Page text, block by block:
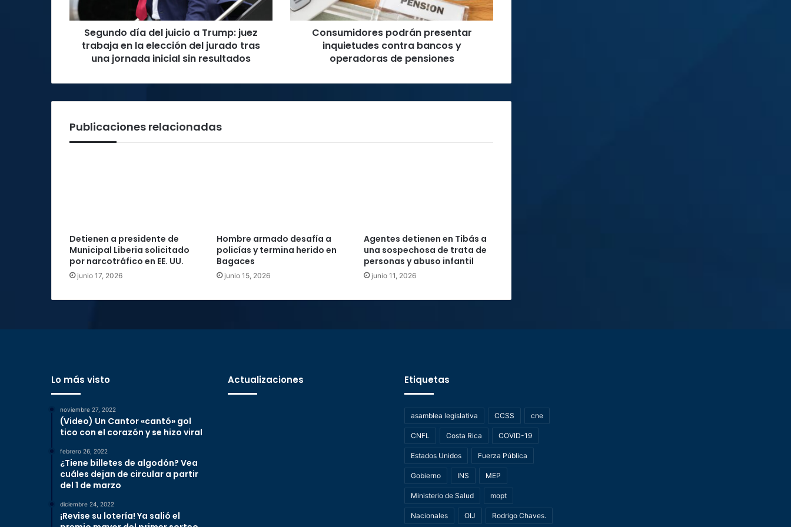
trabaja
en
elección
tras
sin
resultados
Segundo día del juicio a Trump: juez
trabaja en la elección del jurado tras
una jornada inicial sin resultados
operadoras
de
pensionesConsumidores podrán presentar
inquietudes contra bancos y
operadoras de pensiones
Publicaciones relacionadas
Detienen a presidente de
Municipal Liberia solicitado
por narcotráfico en EE. UU.
junio 17, 2026
Hombre armado desafía a
policías y termina herido en
Bagaces
junio 15, 2026
Agentes detienen en Tibás a
una sospechosa de trata de
personas y abuso infantil
junio 11, 2026
Lo más visto
noviembre 27, 2022
(Video) Un Cantor «cantó» gol
tico con el corazón y se hizo viral
febrero 26, 2022
¿Tiene billetes de algodón? Vea
cuáles dejan de circular a partir
del 1 de marzo
diciembre 24, 2022
¡Revise su lotería! Ya salió el
Actualizaciones Etiquetas
asamblea legislativa CCSS cne
CNFL Costa Rica COVID-19
Estados Unidos Fuerza Pública
Gobierno INS MEP
Ministerio de Salud mopt
Nacionales OIJ Rodrigo Chaves.